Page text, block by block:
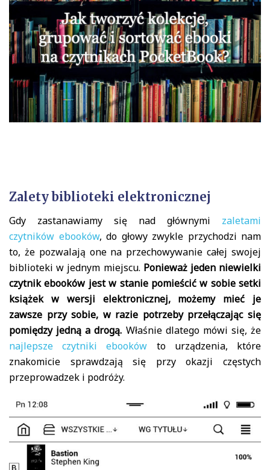
Zalety biblioteki elektronicznej
Gdy zastanawiamy się nad głównymi zaletami
czytników ebooków, do głowy zwykle przychodzi nam
to, że pozwalają one na przechowywanie całej swojej
biblioteki w jednym miejscu. Ponieważ jeden niewielki
czytnik ebooków jest w stanie pomieścić w sobie setki
książek w wersji elektronicznej, możemy mieć je
zawsze przy sobie, w razie potrzeby przełączając się
pomiędzy jedną a drogą. Właśnie dlatego mówi się, że
najlepsze czytniki ebooków to urządzenia, które
znakomicie sprawdzają się przy okazji częstych
przeprowadzek i podróży.